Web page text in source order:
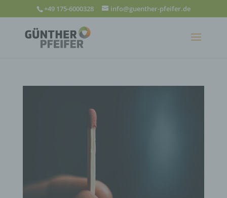
+49 175-6000328 info@guenther-pfeifer.de